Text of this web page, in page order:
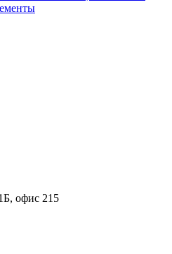
офис 215